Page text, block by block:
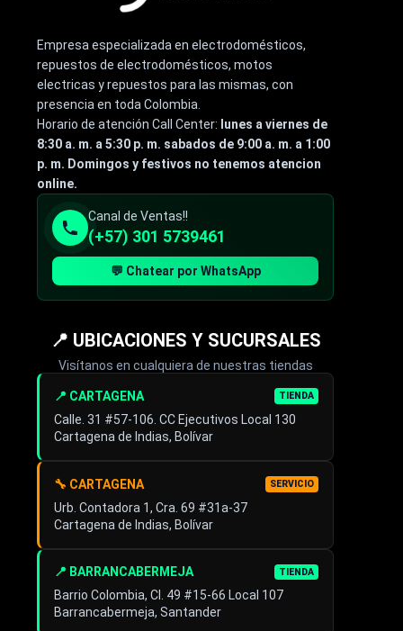
Empresa especializada en electrodomésticos,
repuestos de electrodomésticos, motos
electricas y repuestos para las mismas, con
presencia en toda Colombia.
Horario de atención Call Center: lunes a viernes de
8:30 a. m. a 5:30 p. m. sabados de 9:00 a. m. a 1:00
p. m. Domingos y festivos no tenemos atencion
online.
Canal de Ventas!!
(+57) 301 5739461
💬 Chatear por WhatsApp
📍 UBICACIONES Y SUCURSALES
Visítanos en cualquiera de nuestras tiendas
📍 CARTAGENA TIENDA
Calle. 31 #57-106. CC Ejecutivos Local 130
Cartagena de Indias, Bolívar
🔧 CARTAGENA SERVICIO
Urb. Contadora 1, Cra. 69 #31a-37
Cartagena de Indias, Bolívar
📍 BARRANCABERMEJA TIENDA
Barrio Colombia, Cl. 49 #15-66 Local 107
Barrancabermeja, Santander